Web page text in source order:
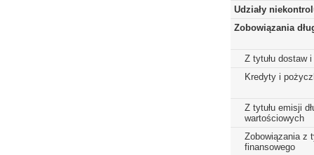
Udziały
Zobowiązania
Z tytułu dostaw i
Kredyty i
Z tytułu emisji
wartościowych
Zobowiązania z
finansowego